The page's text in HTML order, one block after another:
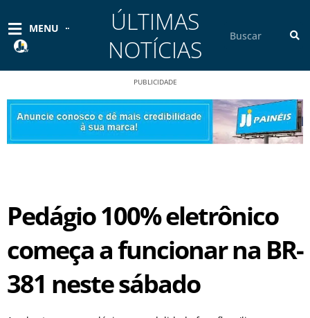
conteúdo
MENU
ÚLTIMAS
NOTÍCIAS
PUBLICIDADE
Pedágio 100% eletrônico
começa a funcionar na BR-
381 neste sábado